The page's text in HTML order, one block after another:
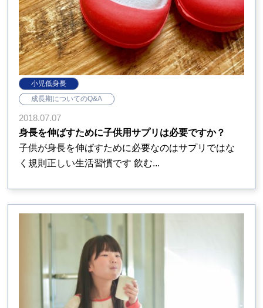
小児低身長
成長期についてのQ&A
2018.07.07
身長を伸ばすために子供用サプリは必要ですか？
子供が身長を伸ばすために必要なのはサプリではな
く規則正しい生活習慣です 飲む...